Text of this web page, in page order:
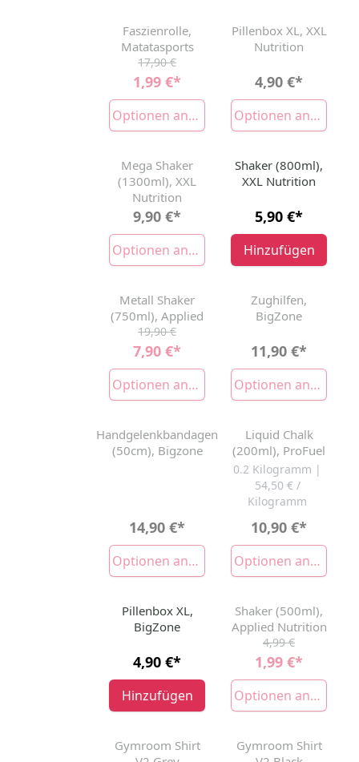
-89%AUSVERKAUFT
Faszienrolle,
Matatasports
1,99 €*
17,90 €
Optionen anzeigen
AUSVERKAUFT
Pillenbox XL, XXL
Nutrition
4,90 €*
Optionen anzeigen
AUSVERKAUFT
Mega Shaker
(1300ml), XXL
Nutrition
9,90 €*
Optionen anzeigen
Shaker (800ml),
XXL Nutrition
5,90 €*
Hinzufügen
-60%AUSVERKAUFT
Metall Shaker
(750ml), Applied
7,90 €*
19,90 €
Optionen anzeigen
AUSVERKAUFT
Zughilfen,
BigZone
11,90 €*
Optionen anzeigen
AUSVERKAUFT
Handgelenkbandagen
(50cm), Bigzone
14,90 €*
Optionen anzeigen
AUSVERKAUFT
Liquid Chalk
(200ml), ProFuel
0.2 Kilogramm |
54,50 € /
Kilogramm
10,90 €*
Optionen anzeigen
Pillenbox XL,
BigZone
4,90 €*
Hinzufügen
-60%AUSVERKAUFT
Shaker (500ml),
Applied Nutrition
1,99 €*
4,99 €
Optionen anzeigen
AUSVERKAUFT
Gymroom Shirt
AUSVERKAUFT
Gymroom Shirt